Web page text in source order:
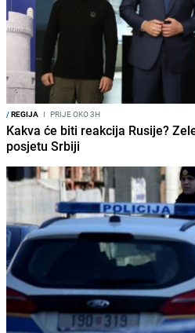
/REGIJA I PRIJE OKO 3H
Kakva će biti reakcija Rusije?
posjetu Srbiji